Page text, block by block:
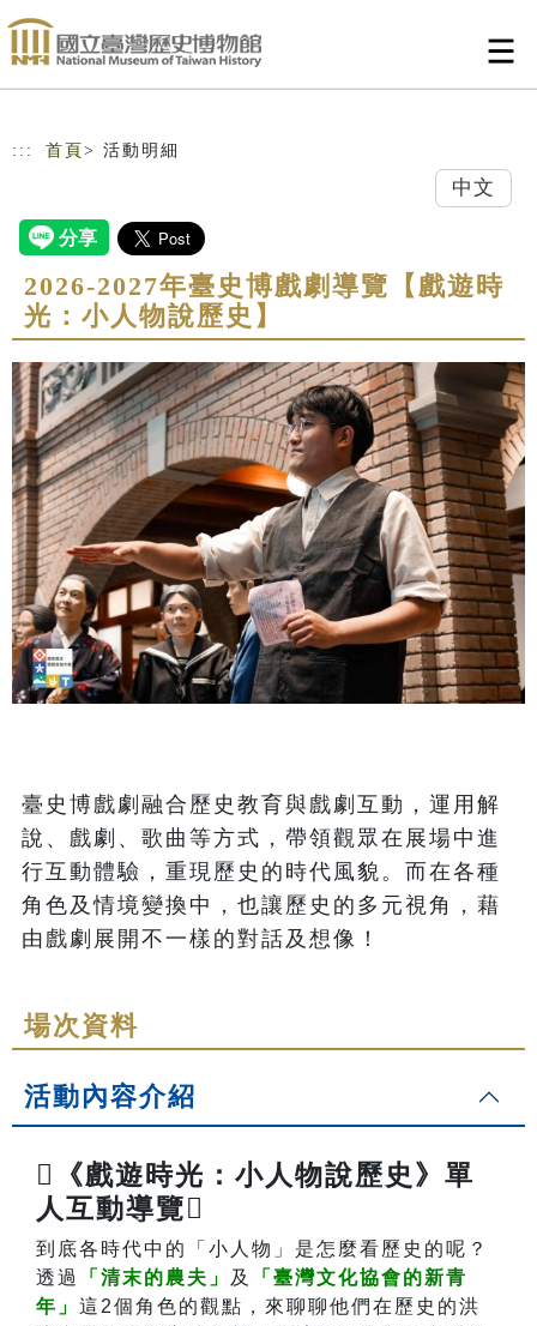
跳到主要內容
網站導覽
::: 首頁 > 活動明細
中文
2026-2027年臺史博戲劇導覽【戲遊時
光：小人物說歷史】
臺史博戲劇融合歷史教育與戲劇互動，運用解
說、戲劇、歌曲等方式，帶領觀眾在展場中進
行互動體驗，重現歷史的時代風貌。而在各種
角色及情境變換中，也讓歷史的多元視角，藉
由戲劇展開不一樣的對話及想像！
場次資料
活動內容介紹
《戲遊時光：小人物說歷史》單
人互動導覽
到底各時代中的「小人物」是怎麼看歷史的呢？
透過
「清末的農夫」 及
「臺灣文化協會的新青
年」 這2個角色的觀點，來聊聊他們在歷史的洪